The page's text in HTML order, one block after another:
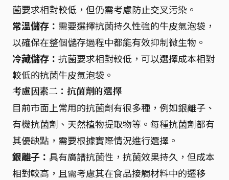
菌要求相對較低，但仍需考慮防止交叉污染。
常溫儲存： 需要選擇抗菌持久性強的牛皮氣泡袋，
以確保在整個儲存過程中都能有效抑制微生物。
冷藏儲存： 抗菌要求相對較低，可以選擇成本相對
較低的抗菌牛皮氣泡袋。
考慮因素二：抗菌劑的選擇
目前市面上常用的抗菌劑有很多種，例如銀離子、
有機抗菌劑、天然植物提取物等。每種抗菌劑都有
其優缺點，需要根據實際情況進行選擇。
銀離子： 具有廣譜抗菌性，抗菌效果持久，但成本
相對較高，且需考慮其在食品接觸材料中的遷移